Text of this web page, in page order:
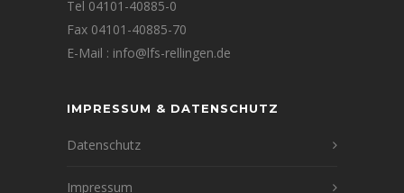
Tel 04101-40885-0
Fax 04101-40885-70
E-Mail : info@lfs-rellingen.de
IMPRESSUM & DATENSCHUTZ
Datenschutz
Impressum